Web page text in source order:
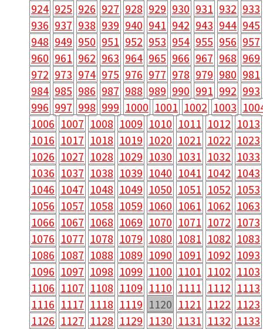
924 925 926 927 928 929 930 931 932 933
936 937 938 939 940 941 942 943 944 945
948 949 950 951 952 953 954 955 956 957
960 961 962 963 964 965 966 967 968 969
972 973 974 975 976 977 978 979 980 981
984 985 986 987 988 989 990 991 992 993
996 997 998 999 1000 1001 1002 1003
1006 1007 1008 1009 1010 1011 1012 1013
1016 1017 1018 1019 1020 1021 1022 1023
1026 1027 1028 1029 1030 1031 1032 1033
1036 1037 1038 1039 1040 1041 1042 1043
1046 1047 1048 1049 1050 1051 1052 1053
1056 1057 1058 1059 1060 1061 1062 1063
1066 1067 1068 1069 1070 1071 1072 1073
1076 1077 1078 1079 1080 1081 1082 1083
1086 1087 1088 1089 1090 1091 1092 1093
1096 1097 1098 1099 1100 1101 1102 1103
1106 1107 1108 1109 1110 1111 1112 1113
1116 1117 1118 1119 1120 1121 1122 1123
1126 1127 1128 1129 1130 1131 1132 1133